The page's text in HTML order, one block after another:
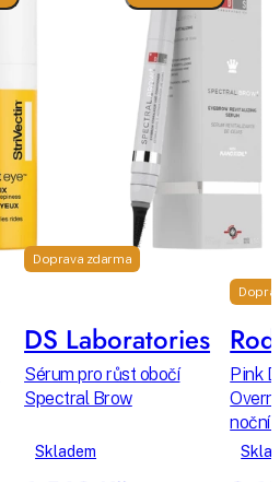
Doprava zdarma
DS Laboratories
Sérum pro růst obočí
Spectral Brow
Skladem
Pink
noční